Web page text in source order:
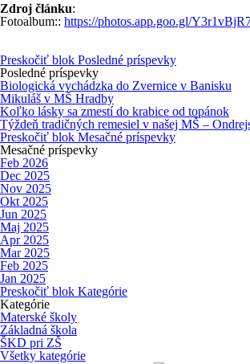
Zdroj článku:
Fotoalbum:: https://photos.app.goo.gl/
Preskočiť blok Posledné príspevky
Posledné príspevky
Biologická vychádzka do Zvernice v Banisku
Mikuláš v MŠ Hradby
Koľko lásky sa zmestí do krabice od topánok
Týždeň tradičných remesiel v našej MŠ –
Preskočiť blok Mesačné príspevky
Mesačné príspevky
Feb 2026
Dec 2025
Nov 2025
Okt 2025
Jun 2025
Maj 2025
Apr 2025
Mar 2025
Feb 2025
Jan 2025
Preskočiť blok Kategórie
Kategórie
Materské školy
Základná škola
ŠKD pri ZŠ
Všetky kategórie